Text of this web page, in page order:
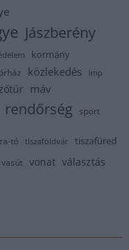
Jászberény
kormány
közlekedés lmp
máv
rendőrség sport
tó tiszaföldvár tiszafüred
vasút vonat választás